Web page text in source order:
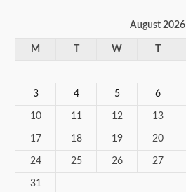
August 2026
M T W T
3 4 5 6
10 11 12 13
17 18 19 20
24 25 26 27
31